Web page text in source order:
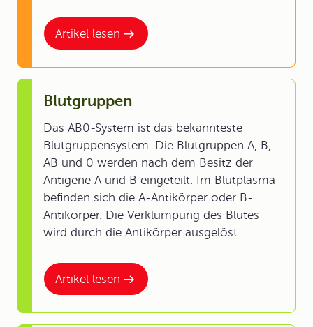
Artikel lesen
Artikel lesen
Blutgruppen
Das AB0-System ist das bekannteste
Blutgruppensystem. Die Blutgruppen A, B,
AB und 0 werden nach dem Besitz der
Antigene A und B eingeteilt. Im Blutplasma
befinden sich die A-Antikörper oder B-
Antikörper. Die Verklumpung des Blutes
wird durch die Antikörper ausgelöst.